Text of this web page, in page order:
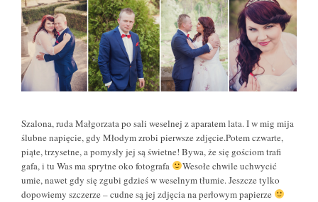
Szalona, ruda Małgorzata po sali weselnej z aparatem lata. I w mig mija
ślubne napięcie, gdy Młodym zrobi pierwsze zdjęcie.Potem czwarte,
piąte, trzysetne, a pomysły jej są świetne! Bywa, że się gościom trafi
gafa, i tu Was ma sprytne oko fotografa
Wesołe chwile uchwycić
umie, nawet gdy się zgubi gdzieś w weselnym tłumie. Jeszcze tylko
dopowiemy szczerze – cudne są jej zdjęcia na perłowym papierze